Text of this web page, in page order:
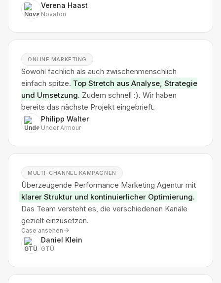
Verena Haast
Novafon
ONLINE MARKETING
Sowohl fachlich als auch zwischenmenschlich
einfach spitze. Top Stretch aus Analyse, Strategie
und Umsetzung. Zudem schnell :). Wir haben
bereits das nächste Projekt eingebrieft.
Philipp Walter
Under Armour
MULTI-CHANNEL KAMPAGNEN
Überzeugende Performance Marketing Agentur mit
klarer Struktur und kontinuierlicher Optimierung.
Das Team versteht es, die verschiedenen Kanäle
gezielt einzusetzen.
Case ansehen
Daniel Klein
GTÜ